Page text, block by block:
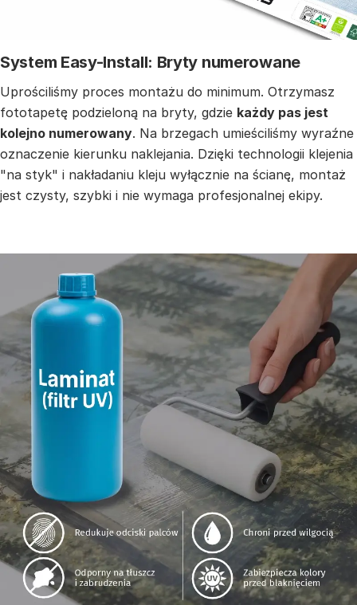
System Easy-Install: Bryty numerowane
Uprościliśmy proces montażu do minimum. Otrzymasz
fototapetę podzieloną na bryty, gdzie każdy pas jest
kolejno numerowany. Na brzegach umieściliśmy wyraźne
oznaczenie kierunku naklejania. Dzięki technologii klejenia
"na styk" i nakładaniu kleju wyłącznie na ścianę, montaż
jest czysty, szybki i nie wymaga profesjonalnej ekipy.